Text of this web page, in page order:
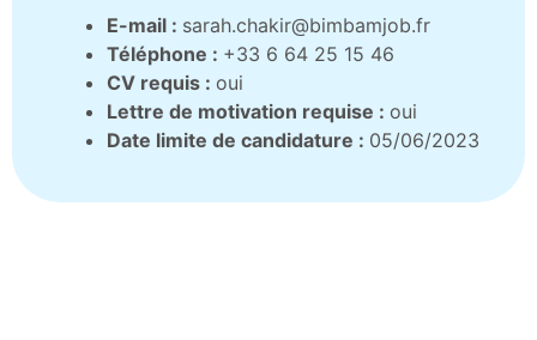
E-mail : sarah.chakir@bimbamjob.fr
Téléphone : +33 6 64 25 15 46
CV requis : oui
Lettre de motivation requise : oui
Date limite de candidature : 05/06/2023